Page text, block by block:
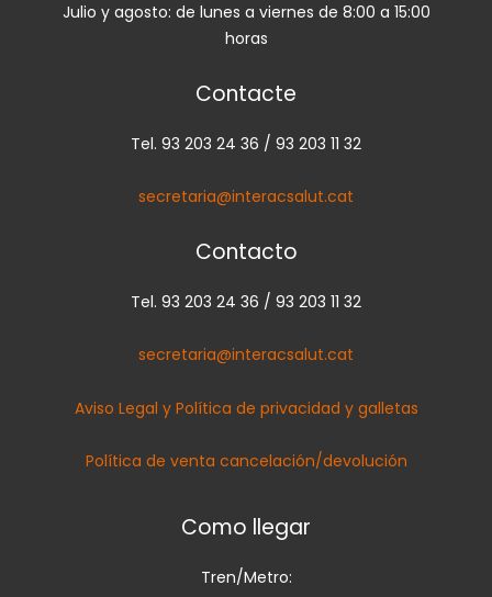
Julio y agosto: de lunes a viernes de 8:00 a 15:00
horas
Contacte
Tel. 93 203 24 36 / 93 203 11 32
secretaria@interacsalut.cat
Contacto
Tel. 93 203 24 36 / 93 203 11 32
secretaria@interacsalut.cat
Aviso Legal y Política de privacidad y galletas
Política de venta cancelación/devolución
Como llegar
Tren/Metro: